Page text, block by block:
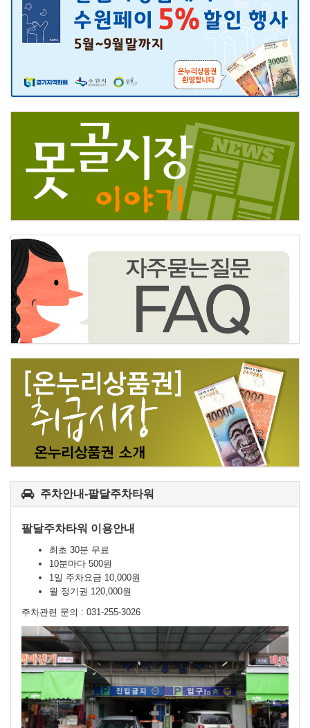
주차안내-팔달주차타워
팔달주차타워 이용안내
최초 30분 무료
10분마다 500원
1일 주차요금 10,000원
월 정기권 120,000원
주차관련 문의 : 031-255-3026